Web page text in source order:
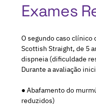
Exames
O segundo caso clínico
Scottish Straight, de 5
dispneia (dificuldade
Durante a avaliação
● Abafamento do
reduzidos)